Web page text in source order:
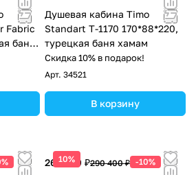
Fabric
баня
Душевая кабина Timo
Standart T-1170 170*88*220,
турецкая баня хамам
Скидка 10% в подарок!
Арт. 34521
В корзину
10%
261 360 ₽290 400 ₽ -10%